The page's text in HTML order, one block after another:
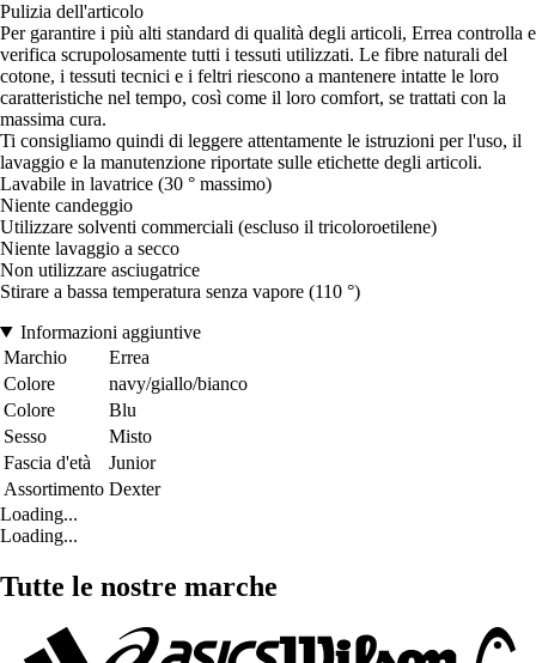
Pulizia dell'articolo
Per garantire i più alti standard di qualità degli articoli, Errea controlla e
verifica scrupolosamente tutti i tessuti utilizzati. Le fibre naturali del
cotone, i tessuti tecnici e i feltri riescono a mantenere intatte le loro
caratteristiche nel tempo, così come il loro comfort, se trattati con la
massima cura.
Ti consigliamo quindi di leggere attentamente le istruzioni per l'uso, il
lavaggio e la manutenzione riportate sulle etichette degli articoli.
Lavabile in lavatrice (30 ° massimo)
Niente candeggio
Utilizzare solventi commerciali (escluso il tricoloroetilene)
Niente lavaggio a secco
Non utilizzare asciugatrice
Stirare a bassa temperatura senza vapore (110 °)
Informazioni aggiuntive
Marchio
Errea
Colore
navy/giallo/bianco
Colore
Blu
Sesso
Misto
Fascia d'età
Junior
Assortimento Dexter
Loading...
Loading...
Tutte le nostre marche